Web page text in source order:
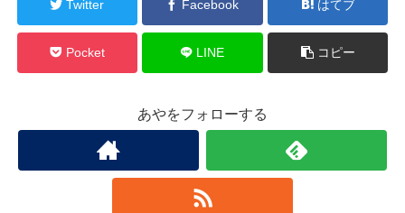
Twitter Facebook はてブ
Pocket LINE コピー
あやをフォローする